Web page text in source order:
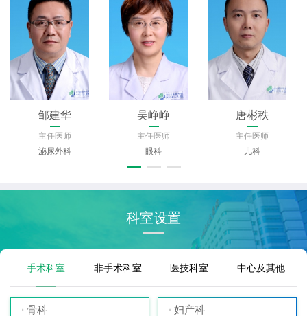
邹建华
主任医师
泌尿外科
吴峥峥
主任医师
眼科
唐彬秩
主任医师
儿科
科室设置
手术科室 非手术科室 医技科室 中心及其他
骨科 妇产科